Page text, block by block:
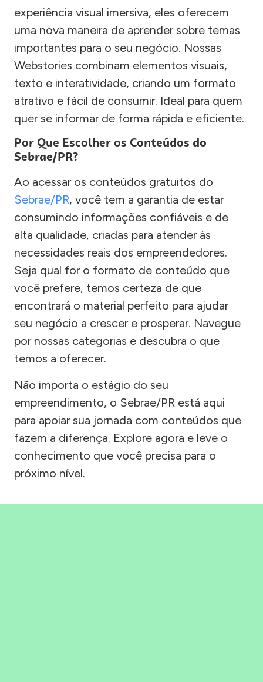
experiência visual imersiva, eles oferecem
uma nova maneira de aprender sobre temas
importantes para o seu negócio. Nossas
Webstories combinam elementos visuais,
texto e interatividade, criando um formato
atrativo e fácil de consumir. Ideal para quem
quer se informar de forma rápida e eficiente.
Por Que Escolher os Conteúdos do
Sebrae/PR?
Ao acessar os conteúdos gratuitos do
Sebrae/PR, você tem a garantia de estar
consumindo informações confiáveis e de
alta qualidade, criadas para atender às
necessidades reais dos empreendedores.
Seja qual for o formato de conteúdo que
você prefere, temos certeza de que
encontrará o material perfeito para ajudar
seu negócio a crescer e prosperar. Navegue
por nossas categorias e descubra o que
temos a oferecer.
Não importa o estágio do seu
empreendimento, o Sebrae/PR está aqui
para apoiar sua jornada com conteúdos que
fazem a diferença. Explore agora e leve o
conhecimento que você precisa para o
próximo nível.